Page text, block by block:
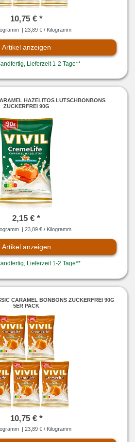
10,75 € *
| 23,89 € / Kilogramm
Artikel anzeigen
Lieferzeit 1-2 Tage**
HAZELITOS LUTSCHBONBONS
ZUCKERFREI 90G
2,15 € *
| 23,89 € / Kilogramm
Artikel anzeigen
Lieferzeit 1-2 Tage**
CARAMEL BONBONS ZUCKERFREI 90G
5ER PACK
10,75 € *
| 23,89 € / Kilogramm